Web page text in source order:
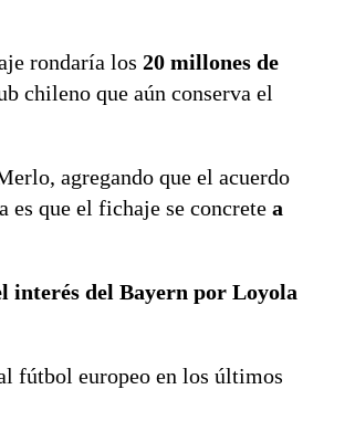
rondaría los 20 millones de
chileno que aún conserva el
agregando que el acuerdo
que el fichaje se concrete a
interés del Bayern por Loyola
fútbol europeo en los últimos